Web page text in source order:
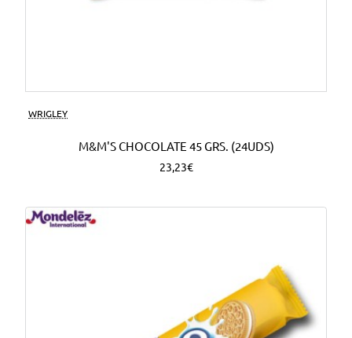
WRIGLEY
M&M'S CHOCOLATE 45 GRS. (24UDS)
23,23€